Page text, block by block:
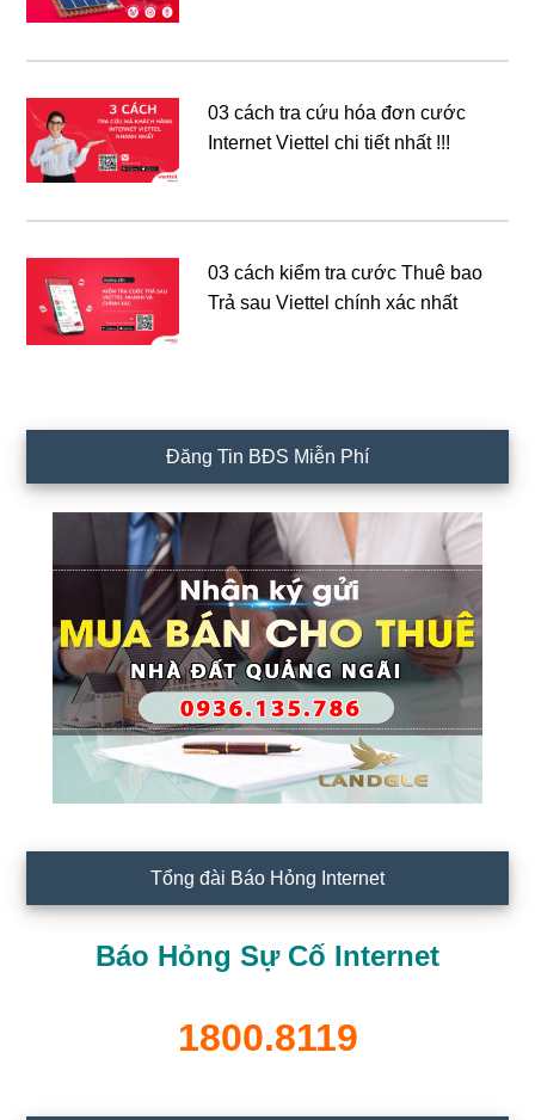
03 cách tra cứu hóa đơn cước
Internet Viettel chi tiết nhất !!!
03 cách kiểm tra cước Thuê bao
Trả sau Viettel chính xác nhất
Đăng Tin BĐS Miễn Phí
Tổng đài Báo Hỏng Internet
Báo Hỏng Sự Cố Internet
1800.8119